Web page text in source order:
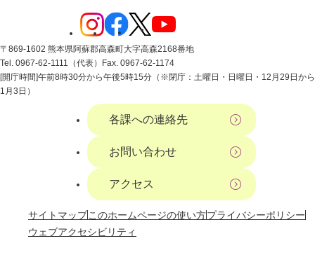
〒869-1602 熊本県阿蘇郡高森町大字高森2168番地
Tel. 0967-62-1111（代表）
Fax. 0967-62-1174
[開庁時間]午前8時30分から午後5時15分（※閉庁：土曜日・日曜日・12月29日から
1月3日）
各課への連絡先
お問い合わせ
アクセス
サイトマップこのホームページの使い方プライバシーポリシー
ウェブアクセシビリティ